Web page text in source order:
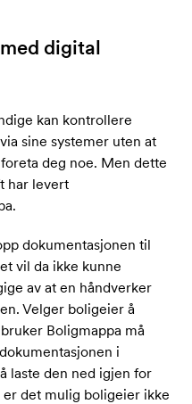
digital
kan kontrollere
sine systemer uten at
deg noe. Men dette
har levert
dokumentasjonen til
vil da ikke kunne
av at en håndverker
Velger boligeier å
Boligmappa må
i
laste den ned igjen for
det mulig boligeier ikke